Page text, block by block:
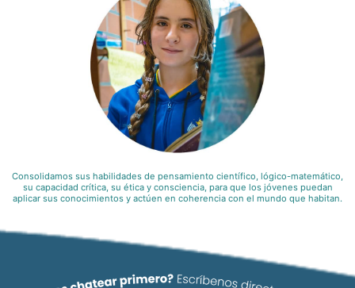
Consolidamos sus habilidades de pensamiento científico, lógico-matemático,
su capacidad crítica, su ética y consciencia, para que los jóvenes puedan
aplicar sus conocimientos y actúen en coherencia con el mundo que habitan.